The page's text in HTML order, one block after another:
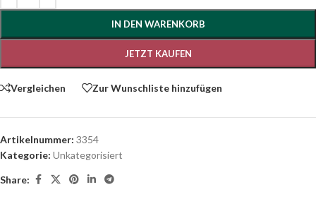
IN DEN WARENKORB
JETZT KAUFEN
Vergleichen Zur Wunschliste hinzufügen
Artikelnummer: 3354
Kategorie: Unkategorisiert
Share: